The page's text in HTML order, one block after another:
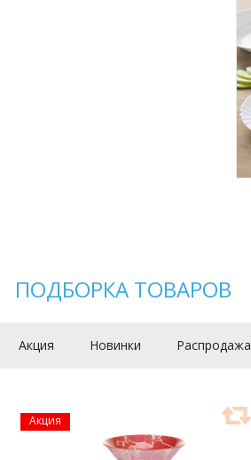
ПОДБОРКА ТОВАРОВ
Акция Новинки Распродажа
Акция